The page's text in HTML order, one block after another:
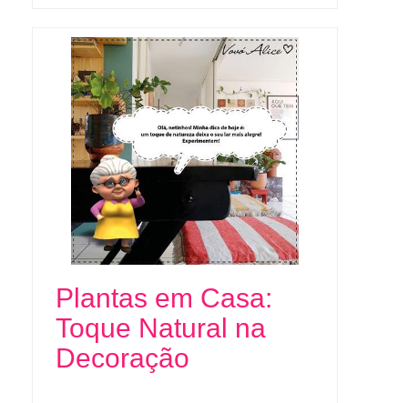
Plantas em Casa:
Toque Natural na
Decoração